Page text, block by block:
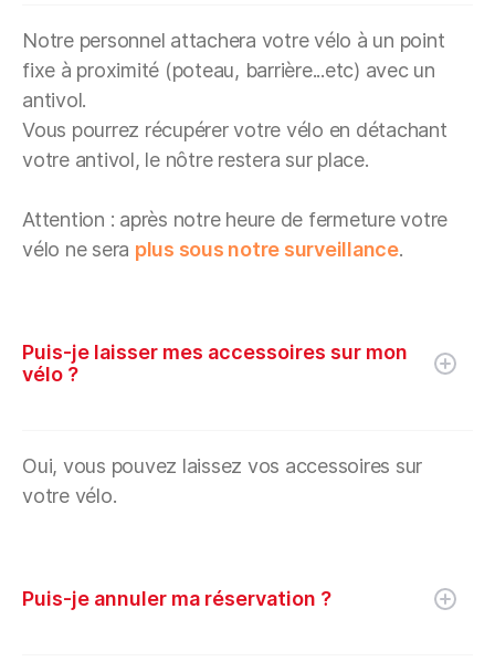
Notre personnel attachera votre vélo à un point
fixe à proximité (poteau, barrière...etc) avec un
antivol.
Vous pourrez récupérer votre vélo en détachant
votre antivol, le nôtre restera sur place.
Attention : après notre heure de fermeture votre
vélo ne sera plus sous notre surveillance.
Puis-je laisser mes accessoires sur mon
vélo ?
Oui, vous pouvez laissez vos accessoires sur
votre vélo.
Puis-je annuler ma réservation ?